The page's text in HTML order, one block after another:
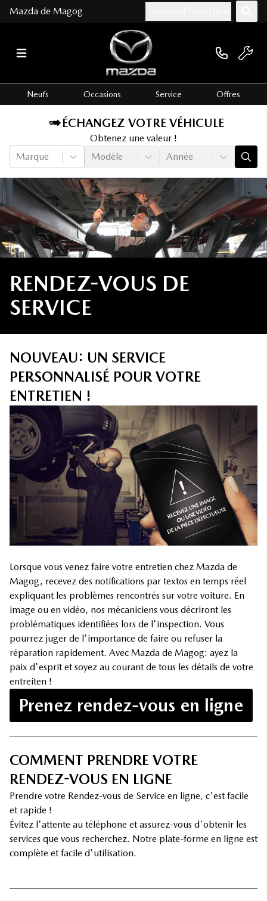
Mazda de Magog
Neufs Occasions Service Offres
ÉCHANGEZ VOTRE VÉHICULE
Obtenez une valeur !
Marque
Modèle Année
RENDEZ-VOUS DE
SERVICE
NOUVEAU: UN SERVICE
PERSONNALISÉ POUR VOTRE
ENTRETIEN !
Lorsque vous venez faire votre entretien chez Mazda de
Magog, recevez des notifications par textos en temps réel
expliquant les problèmes rencontrés sur votre voiture. En
image ou en vidéo, nos mécaniciens vous décriront les
problématiques identifiées lors de l'inspection. Vous
pourrez juger de l'importance de faire ou refuser la
réparation rapidement. Avec Mazda de Magog: ayez la
paix d'esprit et soyez au courant de tous les détails de votre
entreiten !
Prenez rendez-vous en ligne
COMMENT PRENDRE VOTRE
RENDEZ-VOUS EN LIGNE
Prendre votre Rendez-vous de Service en ligne, c'est facile
et rapide !
Évitez l'attente au téléphone et assurez-vous d'obtenir les
services que vous recherchez. Notre plate-forme en ligne est
complète et facile d'utilisation.